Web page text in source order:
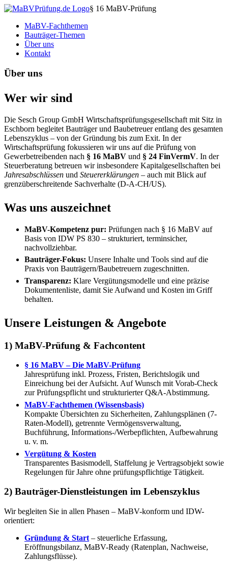
§ 16 MaBV-Prüfung
MaBV-Fachthemen
Bauträger-Themen
Über uns
Kontakt
Über uns
Wer wir sind
Die Sesch Group GmbH Wirtschaftsprüfungsgesellschaft mit Sitz in
Eschborn begleitet Bauträger und Baubetreuer entlang des gesamten
Lebenszyklus – von der Gründung bis zum Exit. In der
Wirtschaftsprüfung fokussieren wir uns auf die Prüfung von
Gewerbetreibenden nach § 16 MaBV und § 24 FinVermV. In der
Steuerberatung betreuen wir insbesondere Kapitalgesellschaften bei
Jahresabschlüssen und Steuererklärungen – auch mit Blick auf
grenzüberschreitende Sachverhalte (D-A-CH/US).
Was uns auszeichnet
MaBV-Kompetenz pur: Prüfungen nach § 16 MaBV auf
Basis von IDW PS 830 – strukturiert, terminsicher,
nachvollziehbar.
Bauträger-Fokus: Unsere Inhalte und Tools sind auf die
Praxis von Bauträgern/​Baubetreuern zugeschnitten.
Transparenz: Klare Vergütungsmodelle und eine präzise
Dokumentenliste, damit Sie Aufwand und Kosten im Griff
behalten.
Unsere Leistungen & Angebote
1) MaBV-Prüfung & Fachcontent
§ 16 MaBV – Die MaBV-Prüfung
Jahresprüfung inkl. Prozess, Fristen, Berichtslogik und
Einreichung bei der Aufsicht. Auf Wunsch mit Vorab-Check
zur Prüfungspflicht und strukturierter Q&A-Abstimmung.
MaBV-Fachthemen (Wissensbasis)
Kompakte Übersichten zu Sicherheiten, Zahlungsplänen (7-
Raten-Modell), getrennte Vermögensverwaltung,
Buchführung, Informations-/Werbepflichten, Aufbewahrung
u. v. m.
Vergütung & Kosten
Transparentes Basismodell, Staffelung je Vertragsobjekt sowie
Regelungen für Jahre ohne prüfungspflichtige Tätigkeit.
2) Bauträger-Dienstleistungen im Lebenszyklus
Wir begleiten Sie in allen Phasen – MaBV-konform und IDW-
orientiert:
Gründung & Start – steuerliche Erfassung,
Eröffnungsbilanz, MaBV-Ready (Ratenplan, Nachweise,
Zahlungsflüsse).